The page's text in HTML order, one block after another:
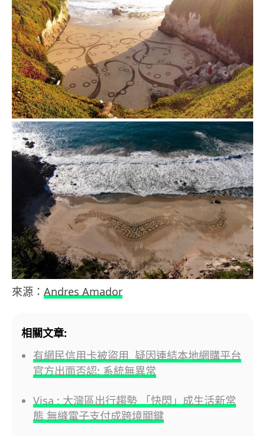
來源： Andres Amador
相關文章:
有網民信用卡被盜用 疑因連結本地網購平台
官方出面否認: 系統無異常
Visa : 大灣區出行趨勢 「快閃」成生活新常
態 無縫電子支付成跨境關鍵